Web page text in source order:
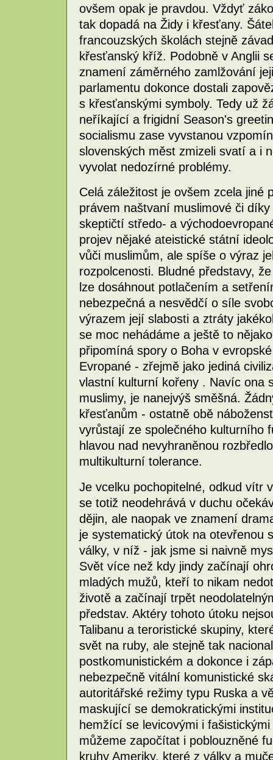
ovšem opak je pravdou. Vždyť
tak dopadá na Židy i křesťany.
francouzských školách stejně
křesťanský kříž. Podobně v Anglii
znamení záměrného zamlžování
parlamentu dokonce dostali
s křesťanskými symboly. Tedy už
neříkající a frigidní Season's
socialismu zase vyvstanou
slovenských měst zmizeli svatí a i
vyvolat nedozírné problémy.
Celá záležitost je ovšem zcela jiné
právem naštvaní muslimové či
skeptičtí středo- a
projev nějaké ateistické státní
vůči muslimům, ale spíše o výraz
rozpolcenosti. Bludné představy,
lze dosáhnout potlačením a
nebezpečná a nesvědčí o síle
výrazem její slabosti a ztráty
se moc nehádáme a ještě to
připomíná spory o Boha v
Evropané - zřejmě jako jediná
vlastní kulturní kořeny . Navíc ona
muslimy, je nanejvýš směšná.
křesťanům - ostatně obě
vyrůstají ze společného kulturního
hlavou nad nevyhraněnou
multikulturní tolerance.
Je vcelku pochopitelné, odkud vítr
se totiž neodehrává v duchu
dějin, ale naopak ve znamení
je systematický útok na otevřenou
války, v níž - jak jsme si naivně
Svět více než kdy jindy začínají
mladých mužů, kteří to nikam
životě a začínají trpět
představ. Aktéry tohoto útoku
Talibanu a teroristické skupiny,
svět na ruby, ale stejně tak
postkomunistickém a dokonce i
nebezpečně vitální komunistické
autoritářské režimy typu Ruska a
maskující se demokratickými
hemžící se levicovými i
můžeme započítat i poblouzněné
kruhy Ameriky, které z války a